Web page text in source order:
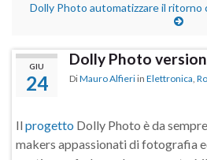
Dolly Photo automatizzare il ritorno
GIU
24
Dolly Photo
DiMauro Alfieri in Elettronica,
Il progetto Dolly Photo è da
makers appassionati di fotografia